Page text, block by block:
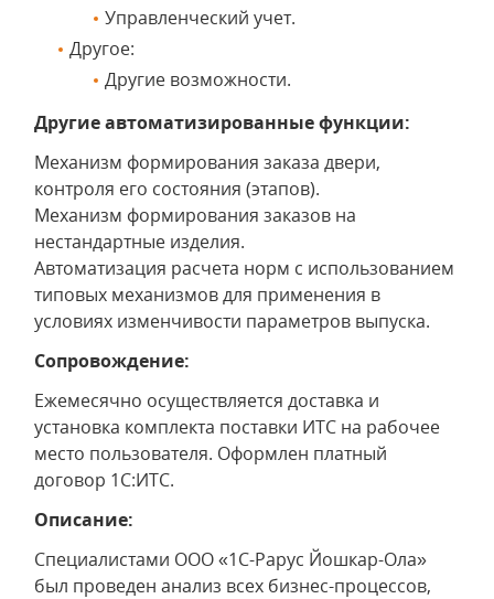
Управленческий учет.
Другое:
Другие возможности.
Другие автоматизированные функции:
Механизм формирования заказа двери,
контроля его состояния (этапов).
Механизм формирования заказов на
нестандартные изделия.
Автоматизация расчета норм с использованием
типовых механизмов для применения в
условиях изменчивости параметров выпуска.
Сопровождение:
Ежемесячно осуществляется доставка и
установка комплекта поставки ИТС на рабочее
место пользователя. Оформлен платный
договор 1С:ИТС.
Описание:
Специалистами ООО «1С-Рарус Йошкар-Ола»
был проведен анализ всех бизнес-процессов,